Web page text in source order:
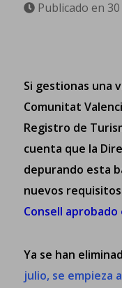
Publicado en
Si gestionas una
Comunitat
Registro de
cuenta que la
depurando esta
nuevos
Consell aprobado
Ya se han
julio, se empieza